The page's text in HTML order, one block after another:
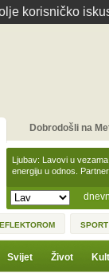
korisničko
Ljubav: Lavovi u
energiju u odnos.
Dobrodošli na
SPORT
Svijet Život